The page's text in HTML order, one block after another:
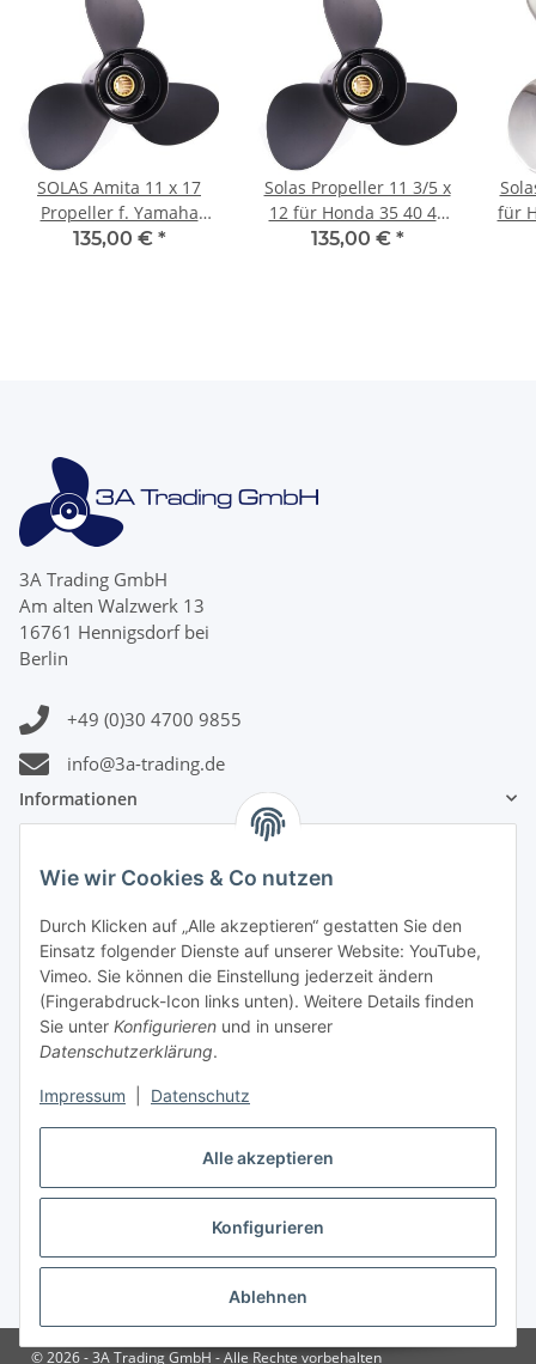
Alle akzeptieren
Konfigurieren
Ablehnen
Wie wir Cookies & Co nutzen
Durch Klicken auf „Alle akzeptieren“ gestatten Sie den
Einsatz folgender Dienste auf unserer Website: YouTube,
Vimeo. Sie können die Einstellung jederzeit ändern
(Fingerabdruck-Icon links unten). Weitere Details finden
Sie unter Konfigurieren und in unserer
Datenschutzerklärung.
Impressum Datenschutz
SOLAS Amita 11 x 17
Propeller f. Yamaha
Honda 40-60PS 3-
135,00 € *
Solas Propeller 11 3/5 x
12 für Honda 35 40 45
50 60 PS 3-Blatt mit 13
135,00 € *
Solas
für
3A Trading GmbH
Am alten Walzwerk 13
16761 Hennigsdorf bei
Berlin
+49 (0)30 4700 9855
info@3a-trading.de
Informationen
Zahlungsinformationen
Versandinformationen
Vertrag widerrufen
* Alle Preise inkl. gesetzlicher USt., zzgl.Versand
© 2026 - 3A Trading GmbH - Alle Rechte vorbehalten